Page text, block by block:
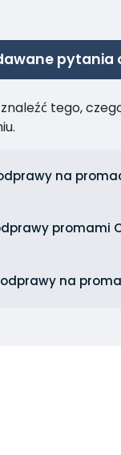
pytania
tego,
na
promami
na